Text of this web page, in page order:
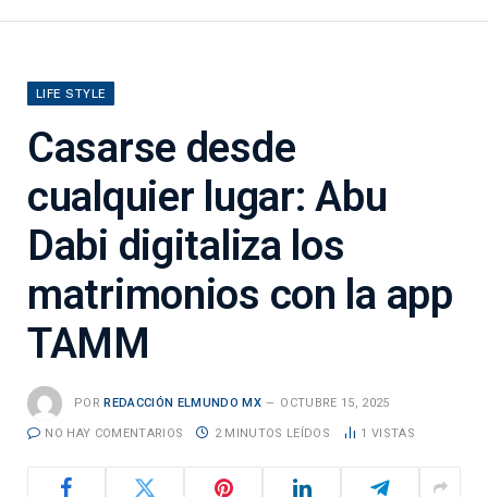
LIFE STYLE
Casarse desde
cualquier lugar: Abu
Dabi digitaliza los
matrimonios con la app
TAMM
POR REDACCIÓN ELMUNDO MX OCTUBRE 15, 2025
NO HAY COMENTARIOS 2 MINUTOS LEÍDOS 1 VISTAS